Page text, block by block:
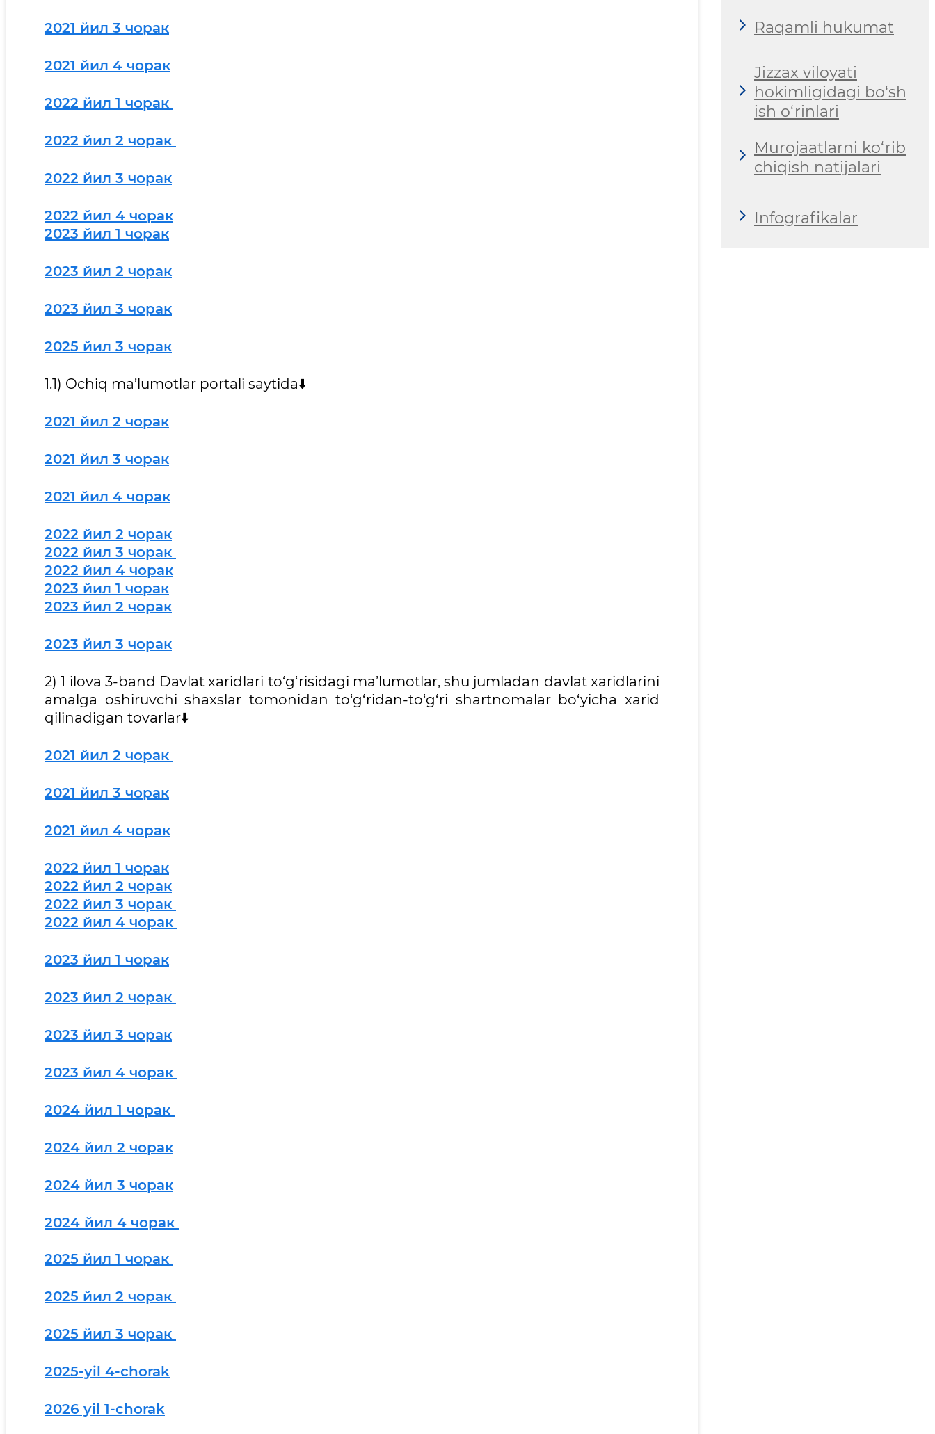
2021 йил 3 чорак
2021 йил 4 чорак
2022 йил 1 чорак
2022 йил 2 чорак
2022 йил 3 чорак
2022 йил 4 чорак
2023 йил 1 чорак
2023 йил 2 чорак
2023 йил 3 чорак
2025 йил 3 чорак
1.1) Ochiq ma’lumotlar portali saytida⬇️
2021 йил 2 чорак
2021 йил 3 чорак
2021 йил 4 чорак
2022 йил 2 чорак
2022 йил 3 чорак
2022 йил 4 чорак
2023 йил 1 чорак
2023 йил 2 чорак
2023 йил 3 чорак
2) 1 ilova 3-band Davlat xaridlari to‘g‘risidagi ma’lumotlar, shu jumladan davlat xaridlarini
amalga oshiruvchi shaxslar tomonidan to‘g‘ridan-to‘g‘ri shartnomalar bo‘yicha xarid
qilinadigan tovarlar⬇️
2021 йил 2 чорак
2021 йил 3 чорак
2021 йил 4 чорак
2022 йил 1 чорак
2022 йил 2 чорак
2022 йил 3 чорак
2022 йил 4 чорак
2023 йил 1 чорак
2023 йил 2 чорак
2023 йил 3 чорак
2023 йил 4 чорак
2024 йил 1 чорак
2024 йил 2 чорак
2024 йил 3 чорак
2024 йил 4 чорак
2025 йил 1 чорак
2025 йил 2 чорак
2025 йил 3 чорак
2025-yil 4-chorak
2026 yil 1-chorak
Raqamli hukumat
Jizzax viloyati
hokimligidagi bo‘sh
ish o‘rinlari
Murojaatlarni ko‘rib
chiqish natijalari
Infografikalar